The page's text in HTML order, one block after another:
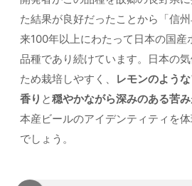
た結果が良好だったことから「信
来100年以上にわたって日本の国産
品種であり続けています。日本の
ため栽培しやすく、
レモンのよう
香り と穏やかながら深みのある苦み
本産ビールのアイデンティティを
でしょう。